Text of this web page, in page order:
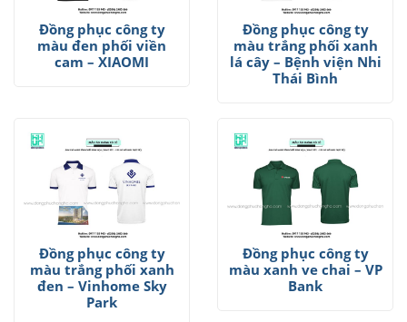
Đồng phục công ty
màu đen phối viền
cam – XIAOMI
Đồng phục công ty
màu trắng phối xanh
lá cây – Bệnh viện Nhi
Thái Bình
Đồng phục công ty
màu trắng phối xanh
đen – Vinhome Sky
Park
Đồng phục công ty
màu xanh ve chai – VP
Bank